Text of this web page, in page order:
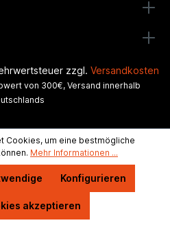
zzgl. Versandkosten
von 300€, Versand innerhalb
Cookies, um eine bestmögliche
Mehr Informationen ...
Konfigurieren
akzeptieren